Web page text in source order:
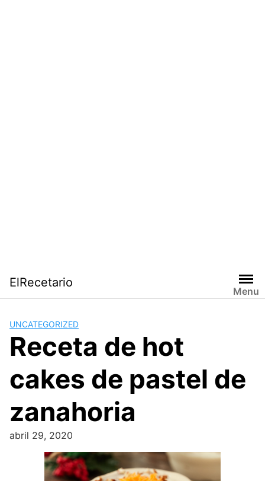
contenido
ElRecetario
Menu
UNCATEGORIZED
Receta de hot
cakes de pastel de
zanahoria
abril 29, 2020